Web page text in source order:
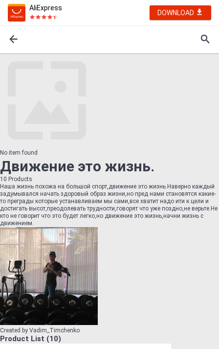
AliExpress
DOWNLOAD
No item found
Движение это жизнь.
10 Products
Наша жизнь похожа на большой спорт,движение это жизнь.Наверно каждый
задумывался начать здоровый образ жизни,но пред нами становятся какие-
то преграды которые устанавливаем мы сами,все хватит надо ити к цели и
достигать высот,преодолевать трудности,говорят что уже поздно,не верьте.Не
кто не говорит что это будет легко,но движение это жизнь,начни жизнь с
движением.
Created by Vadim_Timchenko
Product List (10)